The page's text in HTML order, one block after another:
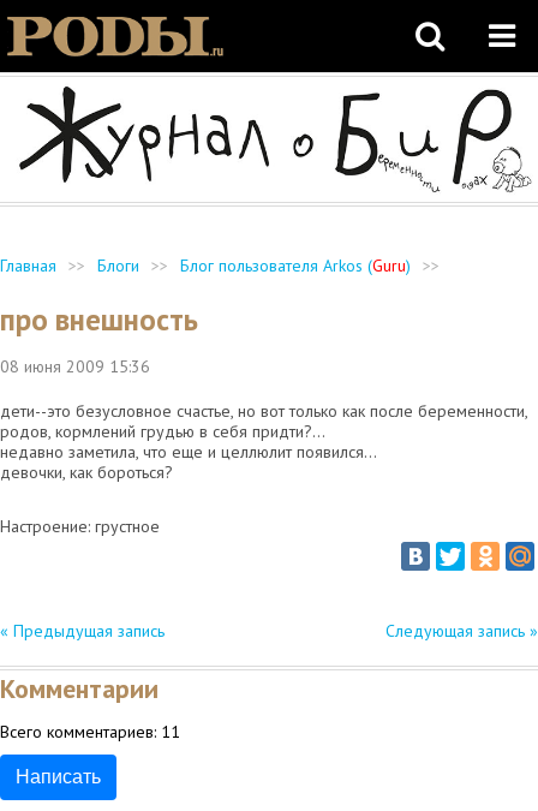
Главная >> Блоги >> Блог пользователя Arkos (Guru) >>
про внешность
08 июня 2009 15:36
дети--это безусловное счастье, но вот только как после беременности,
родов, кормлений грудью в себя придти?...
недавно заметила, что еще и целлюлит появился...
девочки, как бороться?
Настроение: грустное
« Предыдущая запись Следующая запись »
Комментарии
Всего комментариев: 11
Написать